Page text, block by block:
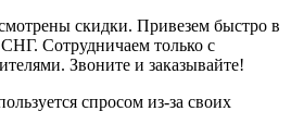
скидки. Привезем быстро в
Сотрудничаем только с
Звоните и заказывайте!
спросом из-за своих